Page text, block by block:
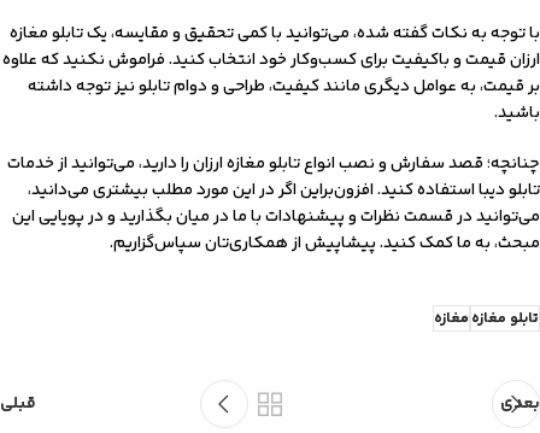
با توجه به نکات گفته شده، می‌توانید با کمی تحقیق و مقایسه، یک تابلو مغازه
ارزان قیمت و باکیفیت برای کسب‌وکار خود انتخاب کنید. فراموش نکنید که علاوه
بر قیمت، به عوامل دیگری مانند کیفیت، طراحی و دوام تابلو نیز توجه داشته
باشید.
چنانچه‌؛ قصد سفارش و نصب انواع تابلو مغازه ارزان را دارید، می‌توانید از خدمات
تابلو دیبا استفاده کنید. افزون‌براین اگر در این مورد مطلب بیشتری می‌دانید،
می‌توانید در قسمت نظرات و پیشنهادات با ما در میان بگذارید و در پویایی این
مبحث، به ما کمک کنید. پیشاپیش از همکاری‌تان سپاس‌گزاریم.
تابلو مغازهمغازه
بعدی قبلی